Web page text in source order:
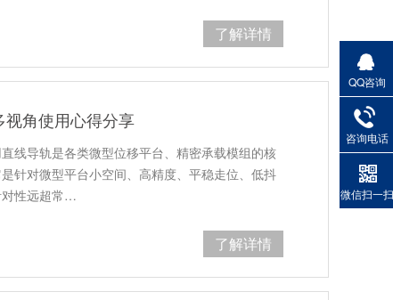
了解详情
角使用心得分享
线导轨是各类微型位移平台、精密承载模组的核
针对微型平台小空间、高精度、平稳走位、低抖
对性远超常…
了解详情
QQ咨询
咨询电话
微信扫一扫